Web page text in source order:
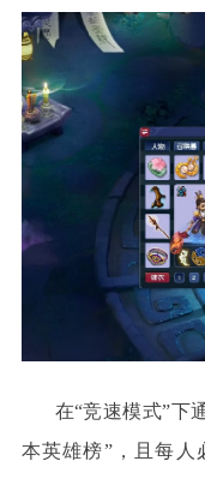
在“竞速模式”下
本英雄榜”，且每人